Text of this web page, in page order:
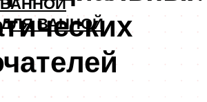
ВАННОЙ